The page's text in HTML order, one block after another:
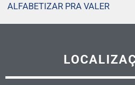
ALFABETIZAR PRA VALER